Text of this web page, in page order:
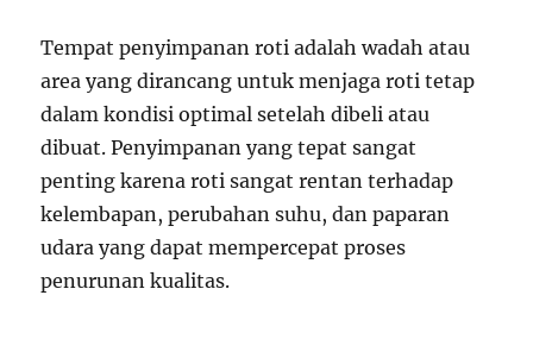
Tempat penyimpanan roti adalah wadah atau
area yang dirancang untuk menjaga roti tetap
dalam kondisi optimal setelah dibeli atau
dibuat. Penyimpanan yang tepat sangat
penting karena roti sangat rentan terhadap
kelembapan, perubahan suhu, dan paparan
udara yang dapat mempercepat proses
penurunan kualitas.